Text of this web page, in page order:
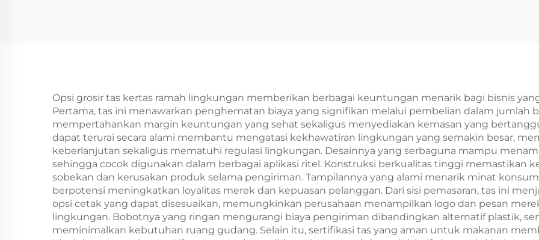
Kerajinan
Opsi grosir tas kertas ramah lingkungan memberikan berbagai keuntungan menarik bagi bisnis
Pertama, tas ini menawarkan penghematan biaya yang signifikan melalui pembelian dalam jumlah
mempertahankan margin keuntungan yang sehat sekaligus menyediakan kemasan yang
dapat terurai secara alami membantu mengatasi kekhawatiran lingkungan yang semakin besar,
keberlanjutan sekaligus mematuhi regulasi lingkungan. Desainnya yang serbaguna mampu
sehingga cocok digunakan dalam berbagai aplikasi ritel. Konstruksi berkualitas tinggi memastikan
sobekan dan kerusakan produk selama pengiriman. Tampilannya yang alami menarik minat
berpotensi meningkatkan loyalitas merek dan kepuasan pelanggan. Dari sisi pemasaran, tas ini
opsi cetak yang dapat disesuaikan, memungkinkan perusahaan menampilkan logo dan pesan
lingkungan. Bobotnya yang ringan mengurangi biaya pengiriman dibandingkan alternatif plastik,
meminimalkan kebutuhan ruang gudang. Selain itu, sertifikasi tas yang aman untuk makanan